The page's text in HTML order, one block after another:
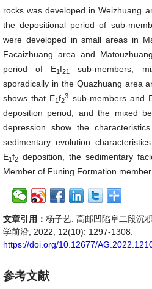
rocks was developed in Weizhuang
the depositional period of sub-
were developed in small areas in
Facaizhuang area and
period of E1f21
sub-members,
sporadically in the Quazhuang area
shows that E1 f2
3 sub-members and
deposition period, and the mixed
depression show the
sedimentary evolution
E1f2 deposition, the sedimentary
Member of Funing Formation
文章引用： 杨子艺. 高邮凹陷阜二段沉
学前沿, 2022, 12(10): 1297-1308.
https://doi.org/10.12677/
参考文献